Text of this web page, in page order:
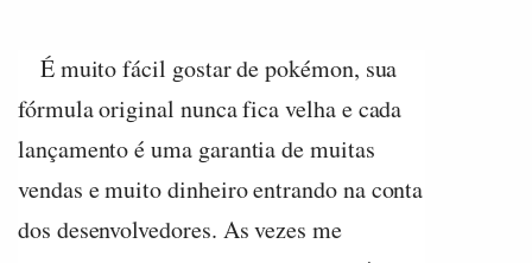
É muito fácil gostar de pokémon, sua
fórmula original nunca fica velha e cada
lançamento é uma garantia de muitas
vendas e muito dinheiro entrando na conta
dos desenvolvedores. As vezes me